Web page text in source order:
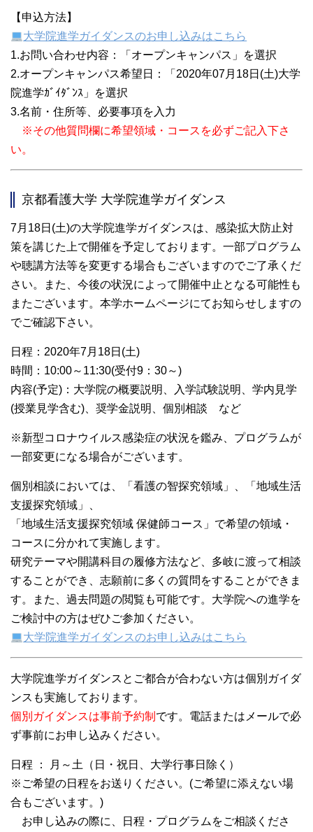
【申込方法】
大学院進学ガイダンスのお申し込みはこちら
1.お問い合わせ内容：「オープンキャンパス」を選択
2.オープンキャンパス希望日：「2020年07月18日(土)大学
院進学ｶﾞｲﾀﾞﾝｽ」を選択
3.名前・住所等、必要事項を入力
※その他質問欄に希望領域・コースを必ずご記入下さ
い。
京都看護大学 大学院進学ガイダンス
7月18日(土)の大学院進学ガイダンスは、感染拡大防止対
策を講じた上で開催を予定しております。一部プログラム
や聴講方法等を変更する場合もございますのでご了承くだ
さい。また、今後の状況によって開催中止となる可能性も
またございます。本学ホームページにてお知らせしますの
でご確認下さい。
日程：2020年7月18日(土)
時間：10:00～11:30(受付9：30～)
内容(予定)：大学院の概要説明、入学試験説明、学内見学
(授業見学含む)、奨学金説明、個別相談 など
※新型コロナウイルス感染症の状況を鑑み、プログラムが
一部変更になる場合がございます。
個別相談においては、「看護の智探究領域」、「地域生活
支援探究領域」、
「地域生活支援探究領域 保健師コース」で希望の領域・
コースに分かれて実施します。
研究テーマや開講科目の履修方法など、多岐に渡って相談
することができ、志願前に多くの質問をすることができま
す。また、過去問題の閲覧も可能です。大学院への進学を
ご検討中の方はぜひご参加ください。
大学院進学ガイダンスのお申し込みはこちら
大学院進学ガイダンスとご都合が合わない方は個別ガイダ
ンスも実施しております。
個別ガイダンスは事前予約制 です。電話またはメールで必
ず事前にお申し込みください。
日程 ： 月～土（日・祝日、大学行事日除く）
※ご希望の日程をお送りください。(ご希望に添えない場
合もございます。)
お申し込みの際に、日程・プログラムをご相談くださ